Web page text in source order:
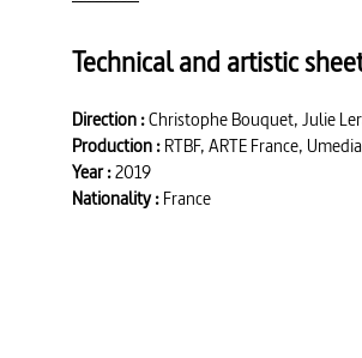
Technical and artistic
Direction :Christophe Bouquet, Julie
Production :RTBF, ARTE France,
Year :2019
Nationality :France